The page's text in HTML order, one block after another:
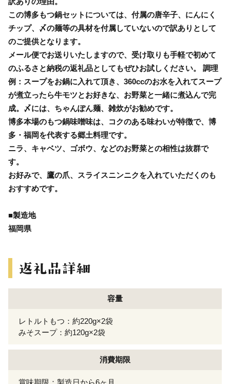
この博多もつ鍋セットについては、付属の唐辛子、にんにく
チップ、〆の麺等の具材を付属していないので訳ありとして
のご提供となります。
メール便でお送りいたしますので、受け取りも手軽で初めて
のふるさと納税の返礼品としてもぜひお試しください。 調理
例：スープをお鍋に入れて頂き、360ccのお水を入れてスープ
が煮立ったら牛モツとお好きな、お野菜と一緒に煮込んで完
成。〆には、ちゃんぽん麺、雑炊がお勧めです。
博多本場のもつ鍋味噌味は、コクのある味わいが特徴で、博
多・福岡を代表する郷土料理です。
ニラ、キャベツ、ゴボウ、などのお野菜との相性は抜群で
す。
お好みで、鷹の爪、スライスニンニクを入れていただくのも
おすすめです。
■製造地
福岡県
容量
レトルトもつ：約220g×2袋
みそスープ：約120g×2袋
消費期限
賞味期限：製造日から6ヶ月